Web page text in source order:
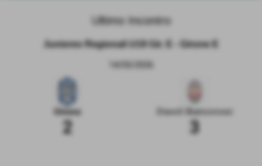
Ultimo Incontro
Juniores Regionali U19 Gir. E - Girone E
Ginosa Diavoli Biancorossi
2 3